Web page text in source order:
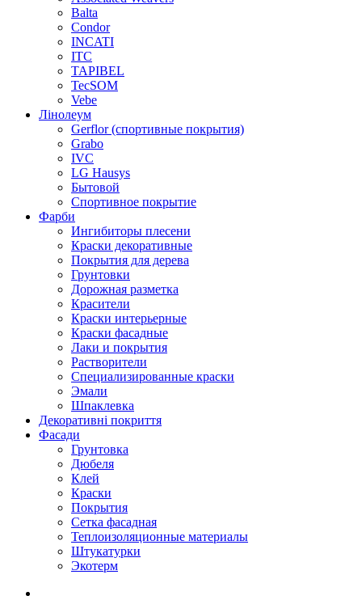
Balta
Condor
INCATI
ITC
TAPIBEL
TecSOM
Vebe
Лінолеум
Gerflor (спортивные покрытия)
Grabo
IVC
LG Hausys
Бытовой
Спортивное покрытие
Фарби
Ингибиторы плесени
Краски декоративные
Покрытия для дерева
Грунтовки
Дорожная разметка
Красители
Краски интерьерные
Краски фасадные
Лаки и покрытия
Растворители
Специализированные краски
Эмали
Шпаклевка
Декоративні покриття
Фасади
Грунтовка
Дюбеля
Клей
Краски
Покрытия
Сетка фасадная
Теплоизоляционные материалы
Штукатурки
Экотерм